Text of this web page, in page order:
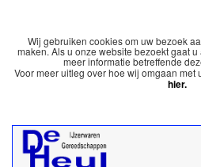
Wij gebruiken cookies om uw bezoek
maken. Als u onze website bezoekt gaat
meer informatie betreffende
Voor meer uitleg over hoe wij omgaan
hier.